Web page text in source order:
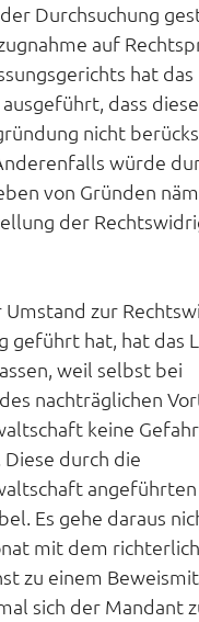
Durchsuchung
auf
hat das
dass diese
nicht
würde
von Gründen
der
zur
geführt hat, hat das
weil selbst bei
nachträglichen
keine
durch die
Es gehe daraus
mit dem
zu einem
sich der Mandant